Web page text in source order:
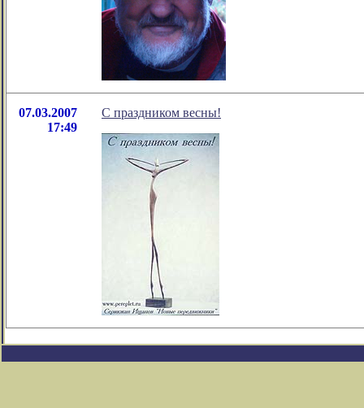
07.03.2007
17:49
С праздником весны!